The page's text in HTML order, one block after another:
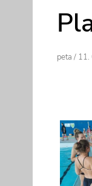
Author
Peta / 11.